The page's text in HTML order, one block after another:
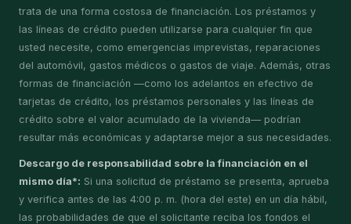
trata de una forma costosa de financiación. Los préstamos y
las líneas de crédito pueden utilizarse para cualquier fin que
usted necesite, como emergencias imprevistas, reparaciones
del automóvil, gastos médicos o gastos de viaje. Además, otras
formas de financiación —como los adelantos en efectivo de
tarjetas de crédito, los préstamos personales y las líneas de
crédito sobre el valor acumulado de la vivienda— podrían
resultar más económicas y adaptarse mejor a sus necesidades.
Descargo de responsabilidad sobre la financiación en el
mismo día*: Si una solicitud de préstamo se presenta, aprueba
y verifica antes de las 4:00 p. m. (hora del este) en un día hábil,
las probabilidades de que el solicitante reciba los fondos el